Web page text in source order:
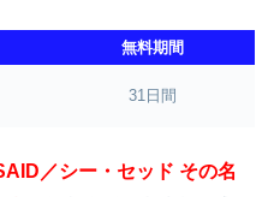
無料期間
31日間
／シー・セッド その名